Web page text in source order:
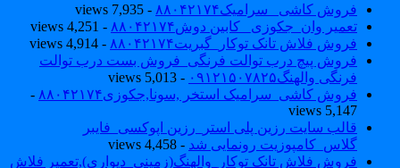
فروش کاشی _سرامیک۸۸۰۴۲۱۷۴
- 7,935 views
تعمیر وان_جکوزی_ کابین دوش۸۸۰۴۲۱۷۴
- 4,251 views
فروش فلاش تانک توکار_گبریت۸۸۰۴۲۱۷۴
- 4,914 views
فروش پیچ درب توالت فرنگی_فروش بست درب توالت
فرنگی والهنگ۰۹۱۲۱۵۰۷۸۲۵
- 5,013 views
فروش کاشی_سرامیک استخر ,سونا,جکوزی۸۸۰۴۲۱۷۴
-
5,147 views
قالب سایت رزین پلی استر_رزین اپوکسی_فایبر
گلاس_کامپوزیت رونمایی شد- 4,458 views
فروش فلاش تانک توکار_والهنگ(زمینی_دیواری),تعمیر فلاش